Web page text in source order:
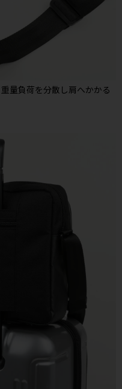
量負荷を分散し肩へかかる